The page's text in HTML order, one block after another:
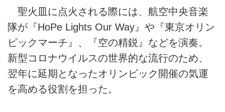
聖火皿に点火される際には、航空中央音楽
隊が『HoPe Lights Our Way』や『東京オリン
ピックマーチ』、『空の精鋭』などを演奏。
新型コロナウイルスの世界的な流行のため、
翌年に延期となったオリンピック開催の気運
を高める役割を担った。